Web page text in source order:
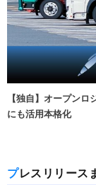
【独自】オープン
にも活用本格化
プレスリリー